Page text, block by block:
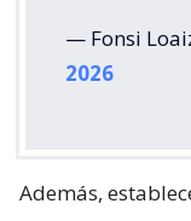
— Fonsi
2026
Además,